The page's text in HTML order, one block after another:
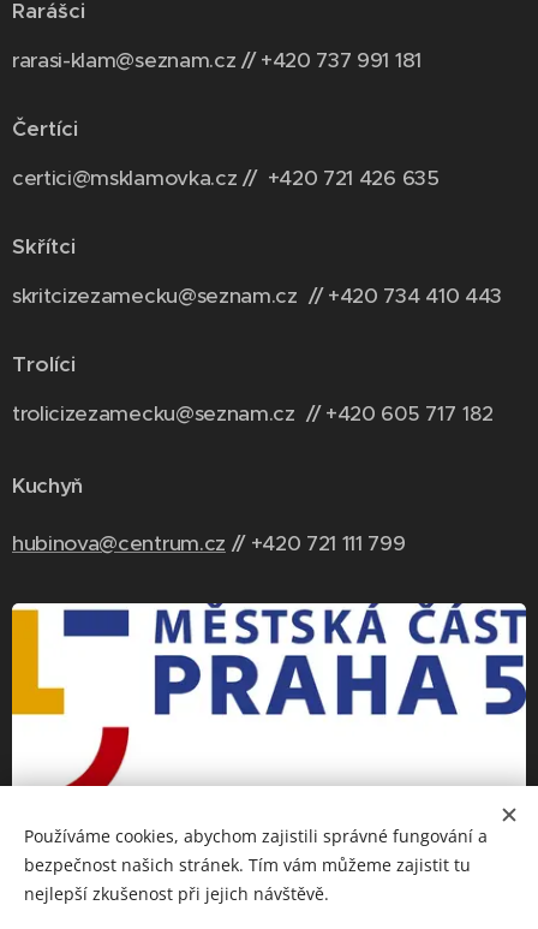
Rarášci
rarasi-klam@seznam.cz // +420 737 991 181
Čertíci
certici@msklamovka.cz // +420 721 426 635
Skřítci
skritcizezamecku@seznam.cz // +420 734 410 443
Trolíci
trolicizezamecku@seznam.cz // +420 605 717 182
Kuchyň
hubinova@centrum.cz // +420 721 111 799
Používáme cookies, abychom zajistili správné fungování a
bezpečnost našich stránek. Tím vám můžeme zajistit tu
nejlepší zkušenost při jejich návštěvě.